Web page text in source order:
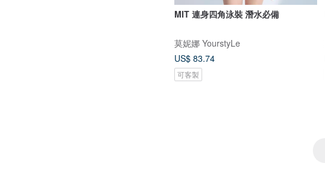
MIT 連身四角泳裝 潛水必備
莫妮娜 YourstyLe
US$ 83.74
可客製